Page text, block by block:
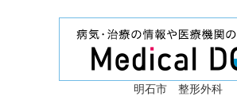
明石市 整形外科